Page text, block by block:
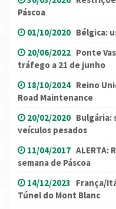
Páscoa
01/10/2020 Bélgica:
20/06/2022 Ponte
tráfego a 21 de junho
18/10/2024 Reino
Road Maintenance
20/02/2020 Bulgária:
veículos pesados
11/04/2017 ALERTA:
semana de Páscoa
14/12/2023 França/
Túnel do Mont Blanc